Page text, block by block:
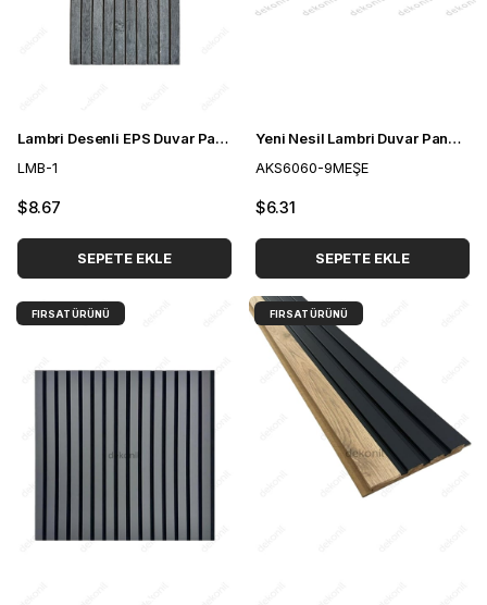
Lambri Desenli EPS Duvar Paneli Antrasit 50*100 cm
LMB-1
$8.67
SEPETE EKLE
Yeni Nesil Lambri Duvar Paneli Meşe 60*60 cm
AKS6060-9MEŞE
$6.31
SEPETE EKLE
FIRSAT ÜRÜNÜ FIRSAT ÜRÜNÜ